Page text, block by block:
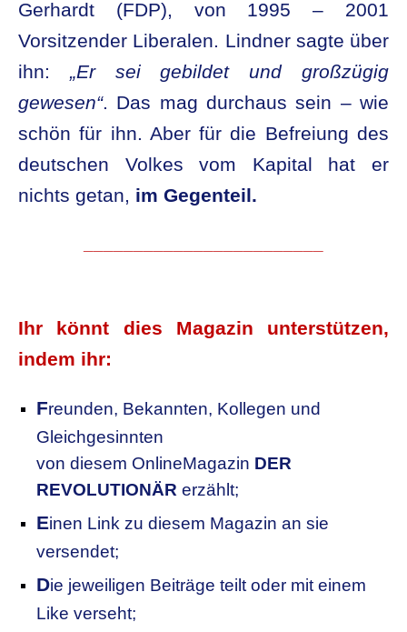
Gerhardt (FDP), von 1995 – 2001
Vorsitzender Liberalen. Lindner sagte über
ihn: „Er sei gebildet und großzügig
gewesen“. Das mag durchaus sein – wie
schön für ihn. Aber für die Befreiung des
deutschen Volkes vom Kapital hat er
nichts getan, im Gegenteil.
Ihr könnt dies Magazin unterstützen,
indem ihr:
Freunden, Bekannten, Kollegen und
Gleichgesinnten
von diesem OnlineMagazin DER
REVOLUTIONÄR erzählt;
Einen Link zu diesem Magazin an sie
versendet;
Die jeweiligen Beiträge teilt oder mit einem
Like verseht;